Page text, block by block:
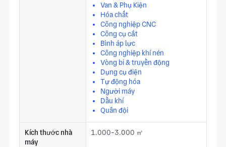
Van & Phụ Kiện
Hóa chất
Công nghiệp CNC
Công cụ cắt
Bình áp lực
Công nghiệp khí nén
Vòng bi & truyền động
Dụng cụ điện
Tự động hóa
Người máy
Dầu khí
Quân đội
Kích thước nhà
máy
1.000-3.000 ㎡